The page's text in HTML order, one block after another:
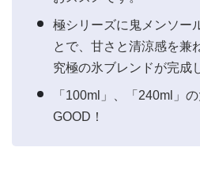
極シリーズに鬼メンソー
とで、甘さと清涼感を兼
究極の氷ブレンドが完成
「100ml」、「240ml」
GOOD！